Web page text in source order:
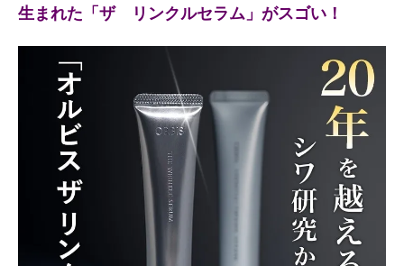
生まれた「ザ リンクルセラム」がスゴい！